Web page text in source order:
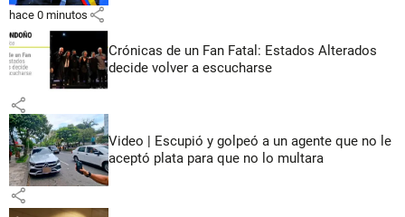
hace 0 minutos share
Crónicas de un Fan Fatal: Estados Alterados
decide volver a escucharse
share
Video | Escupió y golpeó a un agente que no le
aceptó plata para que no lo multara
share